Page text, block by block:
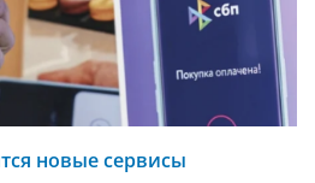
новые сервисы